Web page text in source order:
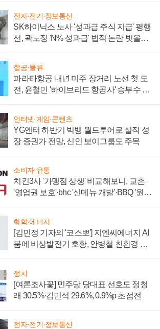
전자·전기·정보통신
SK하이닉스 노사 '성과급 주식 지급' 평행
선, 곽노정 'N% 성과급' 법적 논란 벗을지
항공·물류
파라타항공 내년 미주 장거리 노선 첫 도
전, 윤철민 '하이브리드 항공사' 승부수 통
인터넷·게임·콘텐츠
YG엔터 하반기 빅뱅 월드투어로 실적 성
장 증권가 전망, 신인 보이그룹도 주목
소비자·유통
치킨3사 '가맹점 상생' 비교해보니, 교촌
'영업권 보호'·bhc '신메뉴 개발'·BBQ '원가
화학·에너지
[김민정 기자의 '코스뽀'] 지엔씨에너지 AI
붐에 비상발전기 호황, 안병철 친환경 에
정치
[여론조사꽃] 민주당 당대표 선호도 정청
래 30.5%·김민석 29.6%, 0.9%p 초접전
전자·전기·정보통신